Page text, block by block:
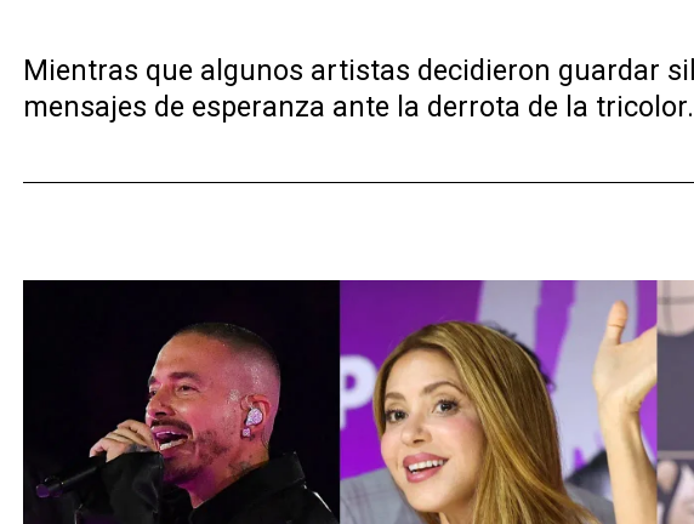
Mientras que algunos artistas decidieron guardar
mensajes de esperanza ante la derrota de la tricolor.